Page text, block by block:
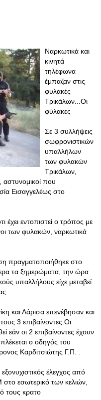
Ναρκωτικά και
κινητά
τηλέφωνα
έμπαζαν στις
φυλακές
Τρικάλων...Οι
φύλακες
Σε 3 συλλήψεις
σωφρονιστικών
υπαλλήλων
των φυλακών
Τρικάλων,
που
Εισαγγελέως στο
εντοπιστεί ο τρόπος με
των φυλακών, ναρκωτικά
πραγματοποιήθηκε στο
τα ξημερώματα, την ώρα
υπαλλήλους είχε μεταβεί
και Λάρισα επενέβησαν και
3 επιβαίνοντες.Οι
εάν οι 2 επιβαίνοντες έχουν
ο οδηγός του
Καρδιτσιώτης Γ.Π. .
έλεγχος από
εσωτερικό των κελιών,
τους κρατο